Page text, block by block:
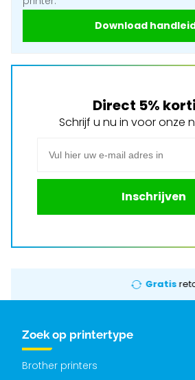
Download
Direct 5%
Schrijf u nu in voor onze
Inschrijven
Gratis
Zoek op printertype
Brother printers